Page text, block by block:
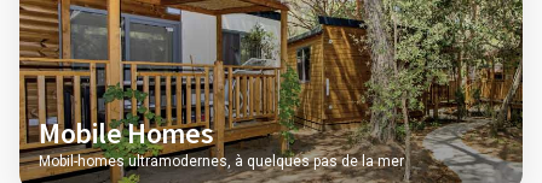
Mobile Homes
Mobil-homes ultramodernes, à quelques pas de la mer